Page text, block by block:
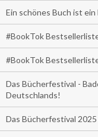
Ein schönes Buch ist
#BookTok
#BookTok
Das Bücherfestival -
Deutschlands!
Das Bücherfestival